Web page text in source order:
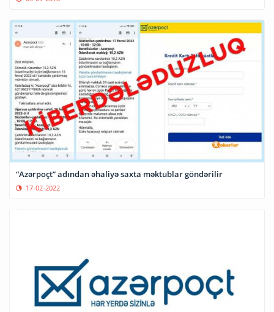
“Azərpoçt” adından əhaliyə saxta məktublar göndərilir
17-02-2022